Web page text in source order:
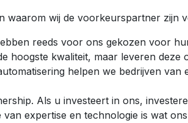
waarom wij de voorkeurspartner zijn
reeds voor ons gekozen voor
hoogste kwaliteit, maar leveren deze
helpen we bedrijven
Als u investeert in ons,
van expertise en technologie is wat